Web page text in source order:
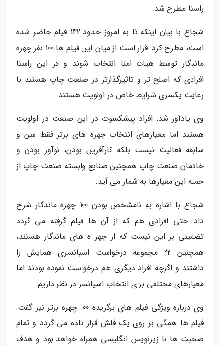
راستا مطرح شد.
شجاع با بیان اینکه تا به امروز حدود 142 فیلم حاضر شده
است، مطرح کرد: قرار است از میان این فیلم ها 100 نفر چهره
ماندگار توسط هیات امنا انتخاب شوند و در این راستا
افرادی که اصلح تر و تاثیرگذارتر در صنعت چاپ هستند با
رعایت یکسری شرایط خاص در اولویت هستند.
وی یادآور شد: افراد پیشکسوت در این صنعت در اولویت
هستند اما معیارهای انتخاب چهره های برتر فقط سن و
سابقه فعالیت نیست بلکه کارآفرین بودن، نوآور بودن و
خادمان صنعت چاپ همچنین صنایع وابسته صنعت چاپ از
جمله این معیارها به شمار می آید.
شجاع با اشاره به نامشخص بودن 100 چهره ماندگار شرح
داد: حتی افرادی هم که از آن ها فیلم گرفته می گردد
تضمینی بر این نیست که از چهر ه های ماندگار هستند،
همچنین 22 مجموعه درخواست اسپانسری همایش را
داشتند و اگرچه افراد دیگری هم درخواست نموده بودند اما
معیارهای مختلفی برای انتخاب اسپانسر در نظر داریم.
وی درباره ویژگی فیلم های برگزیده 100 چهره برتر نیز گفت:
فیلم ها همگی بر روی یک فلش قرار داده می گردد و تمام
صحبت ها با زیرنویس انگلیسی همراه خواهد بود و هدف